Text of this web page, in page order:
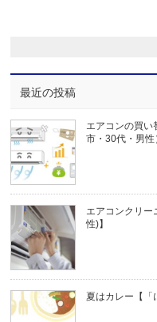
最近の投稿
エアコンの買い
市・30代・男性
エアコンクリー
性)】
夏はカレー【「